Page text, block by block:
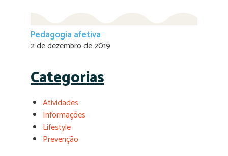
Pedagogia afetiva
2 de dezembro de 2019
Categorias
Atividades
Informações
Lifestyle
Prevenção